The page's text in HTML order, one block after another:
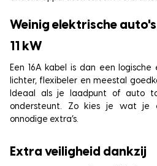
Weinig elektrische
11 kW
Een 16A kabel is dan een
lichter, flexibeler en meestal
Ideaal als je laadpunt of auto
ondersteunt. Zo kies je wat je
onnodige extra’s.
Extra veiligheid dankzij